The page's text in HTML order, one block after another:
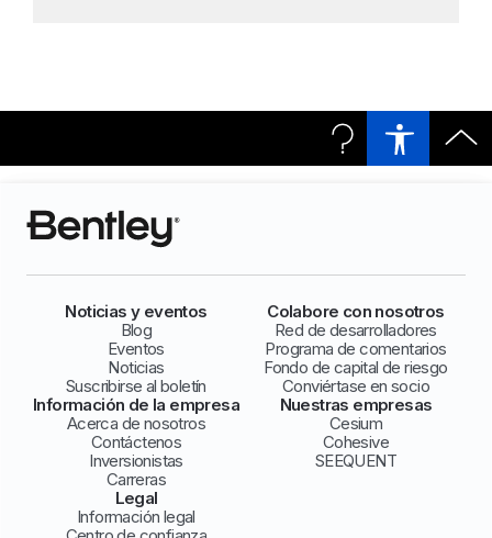
Noticias y eventos
Blog
Eventos
Noticias
Suscribirse al boletín
Colabore con nosotros
Red de desarrolladores
Programa de comentarios
Fondo de capital de riesgo
Conviértase en socio
Información de la empresa
Acerca de nosotros
Contáctenos
Inversionistas
Carreras
Nuestras empresas
Cesium
Cohesive
SEEQUENT
Legal
Información legal